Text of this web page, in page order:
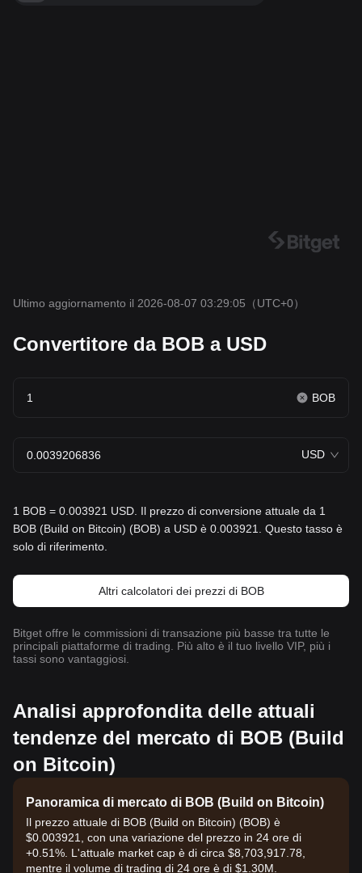
Ultimo aggiornamento il 2026-08-07 03:29:05 （UTC+0）
Convertitore da BOB a USD
BOB
USD
1 BOB = 0.003921 USD. Il prezzo di conversione attuale da 1
BOB (Build on Bitcoin) (BOB) a USD è 0.003921. Questo tasso è
solo di riferimento.
Altri calcolatori dei prezzi di BOB
Bitget offre le commissioni di transazione più basse tra tutte le
principali piattaforme di trading. Più alto è il tuo livello VIP, più i
tassi sono vantaggiosi.
Analisi approfondita delle attuali
tendenze del mercato di BOB (Build
on Bitcoin)
Panoramica di mercato di BOB (Build on Bitcoin)
Il prezzo attuale di BOB (Build on Bitcoin) (BOB) è
$0.003921, con una variazione del prezzo in 24 ore di
+0.51%. L'attuale market cap è di circa $8,703,917.78,
mentre il volume di trading di 24 ore è di $1.30M.